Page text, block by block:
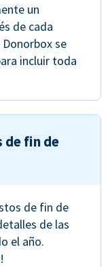
un
de cada
se
incluir toda
de fin de
de fin de
de las
el año.